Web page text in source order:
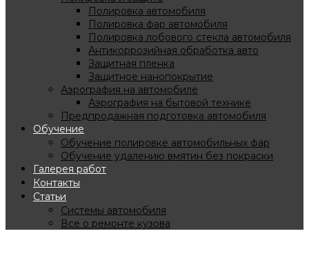
Полировка автомобиля
Полировка фар автомобиля
Полировка лобового стекла автомобиля
Антикоррозийная обработка авто
Защитная пленка
Защитное нанопокрытие
Аэрография на автомобиле
Аэрография на бытовой технике
Предпродажная подготовка автомобиля
Обучение
Обучение полировке автомобильных фар
Обучение удалению вмятин без покраски
Галерея работ
Контакты
Статьи
Системы автомобиля
Все о ремонте кузова